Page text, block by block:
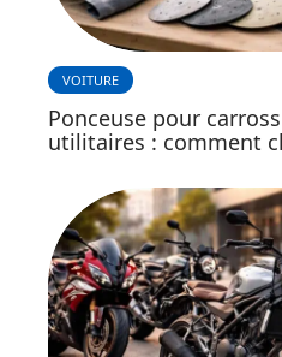
VOITURE
Ponceuse pour
utilitaires : comment